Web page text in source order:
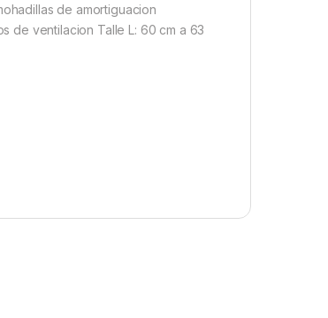
de amortiguacion
de ventilacion Talle L: 60 cm a 63